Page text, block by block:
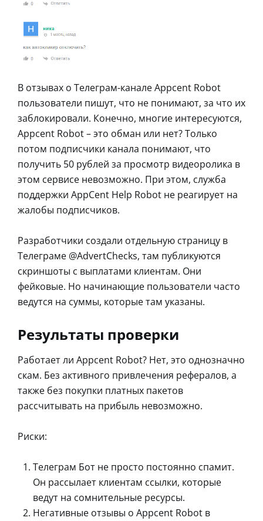
В отзывах о Телеграм-канале Appcent Robot
пользователи пишут, что не понимают, за что их
заблокировали. Конечно, многие интересуются,
Appcent Robot – это обман или нет? Только
потом подписчики канала понимают, что
получить 50 рублей за просмотр видеоролика в
этом сервисе невозможно. При этом, служба
поддержки AppCent Help Robot не реагирует на
жалобы подписчиков.
Разработчики создали отдельную страницу в
Телеграме @AdvertChecks, там публикуются
скриншоты с выплатами клиентам. Они
фейковые. Но начинающие пользователи часто
ведутся на суммы, которые там указаны.
Результаты проверки
Работает ли Appcent Robot? Нет, это однозначно
скам. Без активного привлечения рефералов, а
также без покупки платных пакетов
рассчитывать на прибыль невозможно.
Риски:
Телеграм Бот не просто постоянно спамит.
Он рассылает клиентам ссылки, которые
ведут на сомнительные ресурсы.
Негативные отзывы о Appcent Robot в